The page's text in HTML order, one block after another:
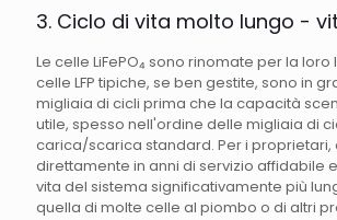
3. Ciclo di vita molto lungo -
Le celle LiFePO₄ sono rinomate per la loro
celle LFP tipiche, se ben gestite, sono in
migliaia di cicli prima che la capacità
utile, spesso nell'ordine delle migliaia di
carica/scarica standard. Per i proprietari,
direttamente in anni di servizio affidabile
vita del sistema significativamente più
quella di molte celle al piombo o di altri